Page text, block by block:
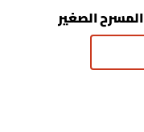
المسرح الصغير